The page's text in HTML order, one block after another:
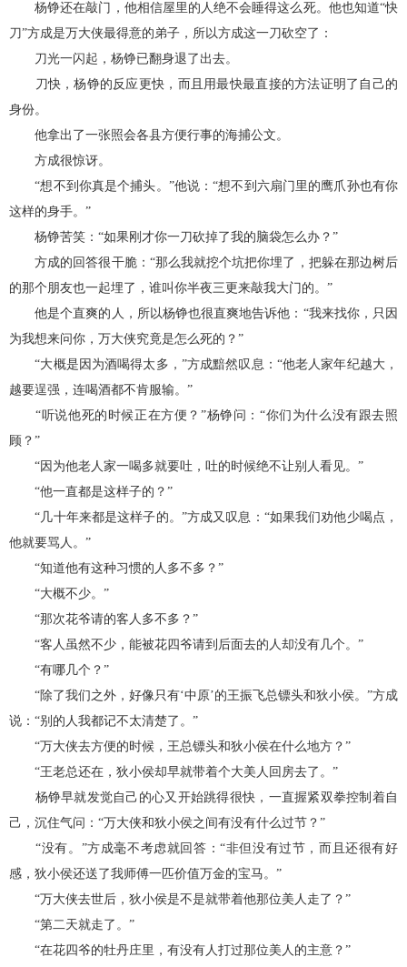
杨铮还在敲门，他相信屋里的人绝不会睡得这么死。他也知道“快
刀”方成是万大侠最得意的弟子，所以方成这一刀砍空了：
刀光一闪起，杨铮已翻身退了出去。
刀快，杨铮的反应更快，而且用最快最直接的方法证明了自己的
身份。
他拿出了一张照会各县方便行事的海捕公文。
方成很惊讶。
“想不到你真是个捕头。”他说：“想不到六扇门里的鹰爪孙也有你
这样的身手。”
杨铮苦笑：“如果刚才你一刀砍掉了我的脑袋怎么办？”
方成的回答很干脆：“那么我就挖个坑把你埋了，把躲在那边树后
的那个朋友也一起埋了，谁叫你半夜三更来敲我大门的。”
他是个直爽的人，所以杨铮也很直爽地告诉他：“我来找你，只因
为我想来问你，万大侠究竟是怎么死的？”
“大概是因为酒喝得太多，”方成黯然叹息：“他老人家年纪越大，
越要逞强，连喝酒都不肯服输。”
“听说他死的时候正在方便？”杨铮问：“你们为什么没有跟去照
顾？”
“因为他老人家一喝多就要吐，吐的时候绝不让别人看见。”
“他一直都是这样子的？”
“几十年来都是这样子的。”方成又叹息：“如果我们劝他少喝点，
他就要骂人。”
“知道他有这种习惯的人多不多？”
“大概不少。”
“那次花爷请的客人多不多？”
“客人虽然不少，能被花四爷请到后面去的人却没有几个。”
“有哪几个？”
“除了我们之外，好像只有‘中原’的王振飞总镖头和狄小侯。”方成
说：“别的人我都记不太清楚了。”
“万大侠去方便的时候，王总镖头和狄小侯在什么地方？”
“王老总还在，狄小侯却早就带着个大美人回房去了。”
杨铮早就发觉自己的心又开始跳得很快，一直握紧双拳控制着自
己，沉住气问：“万大侠和狄小侯之间有没有什么过节？”
“没有。”方成毫不考虑就回答：“非但没有过节，而且还很有好
感，狄小侯还送了我师傅一匹价值万金的宝马。”
“万大侠去世后，狄小侯是不是就带着他那位美人走了？”
“第二天就走了。”
“在花四爷的牡丹庄里，有没有人打过那位美人的主意？”